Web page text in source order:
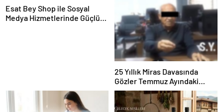
Esat Bey Shop ile Sosyal
Medya Hizmetlerinde Güçlü
25 Yıllık Miras Davasında
Gözler Temmuz Ayındaki
Karar Duruşmasına Çevrildi